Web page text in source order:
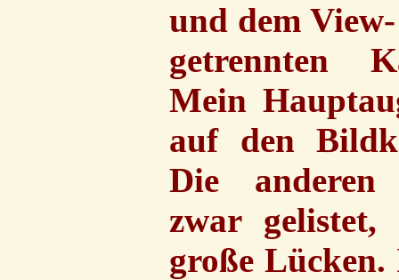
und dem
getrennten
Mein
auf den
Die anderen
zwar
große Lücken.